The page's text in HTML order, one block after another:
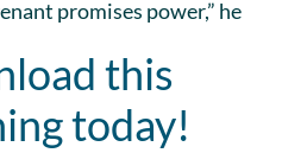
promises power,” he
this
today!